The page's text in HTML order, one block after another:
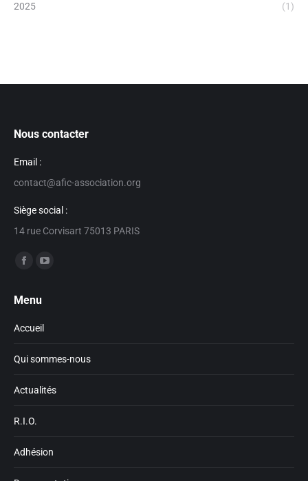
2025
(1)
Nous contacter
Email :
contact@afic-association.org
Siège social :
14 rue Corvisart 75013 PARIS
Trouvez nous sur :
opens
window
in
window
Menu
Accueil
Qui sommes-nous
Actualités
R.I.O.
Adhésion